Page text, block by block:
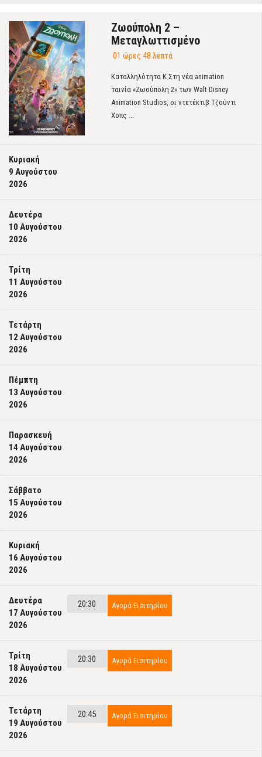
Ζωούπολη 2 –
Μεταγλωττισμένο
01 ώρες 48 λεπτά
Καταλληλότητα Κ Στη νέα animation
ταινία «Ζωούπολη 2» των Walt Disney
Animation Studios, οι ντετέκτιβ Τζούντι
Χοπς ...
Κυριακή
9 Αυγούστου
2026
Δευτέρα
10 Αυγούστου
2026
Τρίτη
11 Αυγούστου
2026
Τετάρτη
12 Αυγούστου
2026
Πέμπτη
13 Αυγούστου
2026
Παρασκευή
14 Αυγούστου
2026
Σάββατο
15 Αυγούστου
2026
Κυριακή
16 Αυγούστου
2026
Δευτέρα
17 Αυγούστου
2026
20:30 Αγορά Εισιτηρίου
Τρίτη
18 Αυγούστου
2026
20:30 Αγορά Εισιτηρίου
Τετάρτη
19 Αυγούστου
2026
20:45 Αγορά Εισιτηρίου